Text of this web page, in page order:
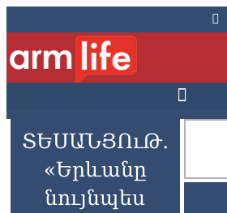
ՏԵՍԱՆՅՈւԹ․
«Երևանը
նույնպես